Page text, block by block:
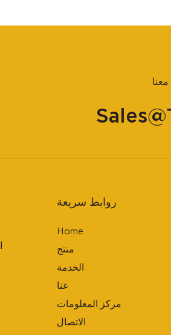
روابط سريعة
Home
منتج
الخدمة
عنا
مركز المعلومات
الاتصال